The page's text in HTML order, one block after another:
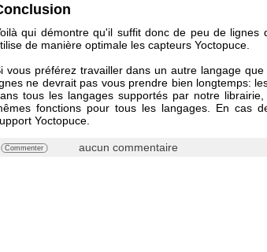
qui démontre qu'il suffit donc de peu de lignes
de manière optimale les capteurs Yoctopuce.
vous préférez travailler dans un autre langage
ne devrait pas vous prendre bien longtemps:
tous les langages supportés par notre
fonctions pour tous les langages. En cas
Yoctopuce.
Commenter aucun commentaire